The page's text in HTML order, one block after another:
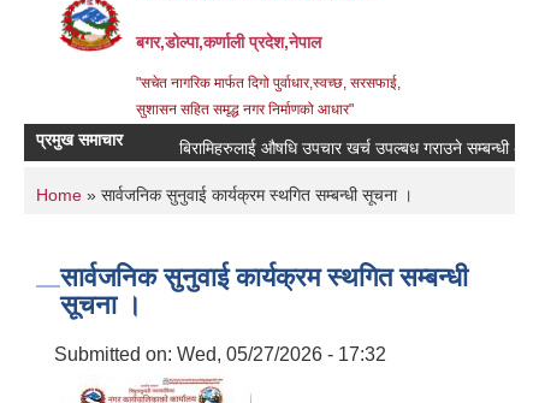
बगर,डोल्पा,कर्णाली प्रदेश,नेपाल
"सचेत नागरिक मार्फत दिगो पुर्वाधार,स्वच्छ, सरसफाई,
सुशासन सहित समृद्ध नगर निर्माणको आधार"
प्रमुख समाचार बिरामिहरुलाई ‍‌औषधि उपचार खर्च उपल्बध गराउने सम्बन्धी अत्यन्त
You are here
Home » सार्वजनिक सुनुवाई कार्यक्रम स्थगित सम्बन्धी सूचना ।
सार्वजनिक सुनुवाई कार्यक्रम स्थगित सम्बन्धी
सूचना ।
Submitted on: Wed, 05/27/2026 - 17:32